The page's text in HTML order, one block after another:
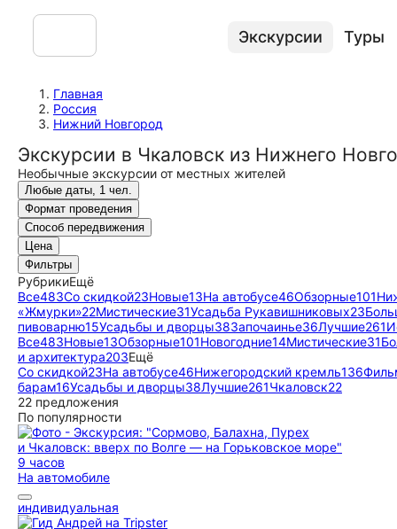
Экскурсии Туры
Главная
Россия
Нижний Новгород
Экскурсии в Чкаловск из Нижнего
Необычные экскурсии от местных жителей
Любые даты, 1 чел.
Формат проведения
Способ передвижения
Цена
Фильтры
РубрикиЕщё
Все483Со скидкой23Новые13На автобусе46Обзорные101
«Жмурки»22Мистические31Усадьба Рукавишниковых23
пивоварню15Усадьбы и дворцы38Започаинье36Лучшие261
Все483Новые13Обзорные101Новогодние14Мистические31
и архитектура203Ещё
Со скидкой23На автобусе46Нижегородский кремль136
барам16Усадьбы и дворцы38Лучшие261Чкаловск22
22 предложения
По популярности
9 часов
На автомобиле
индивидуальная